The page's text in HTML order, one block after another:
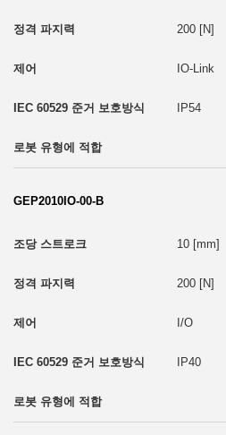
200 [N]
IO-Link
IP54
GEP2010IO-00-B
10 [mm]
200 [N]
I/O
IP40